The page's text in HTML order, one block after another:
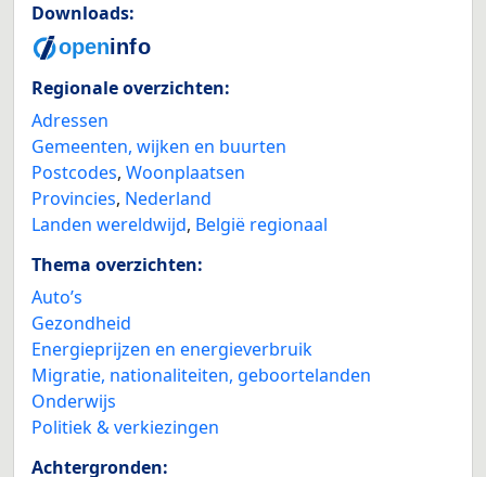
Downloads:
Regionale overzichten:
Adressen
Gemeenten, wijken en buurten
Postcodes, Woonplaatsen
Provincies, Nederland
Landen wereldwijd, België regionaal
Thema overzichten:
Auto’s
Gezondheid
Energieprijzen en energieverbruik
Migratie, nationaliteiten, geboortelanden
Onderwijs
Politiek & verkiezingen
Achtergronden: